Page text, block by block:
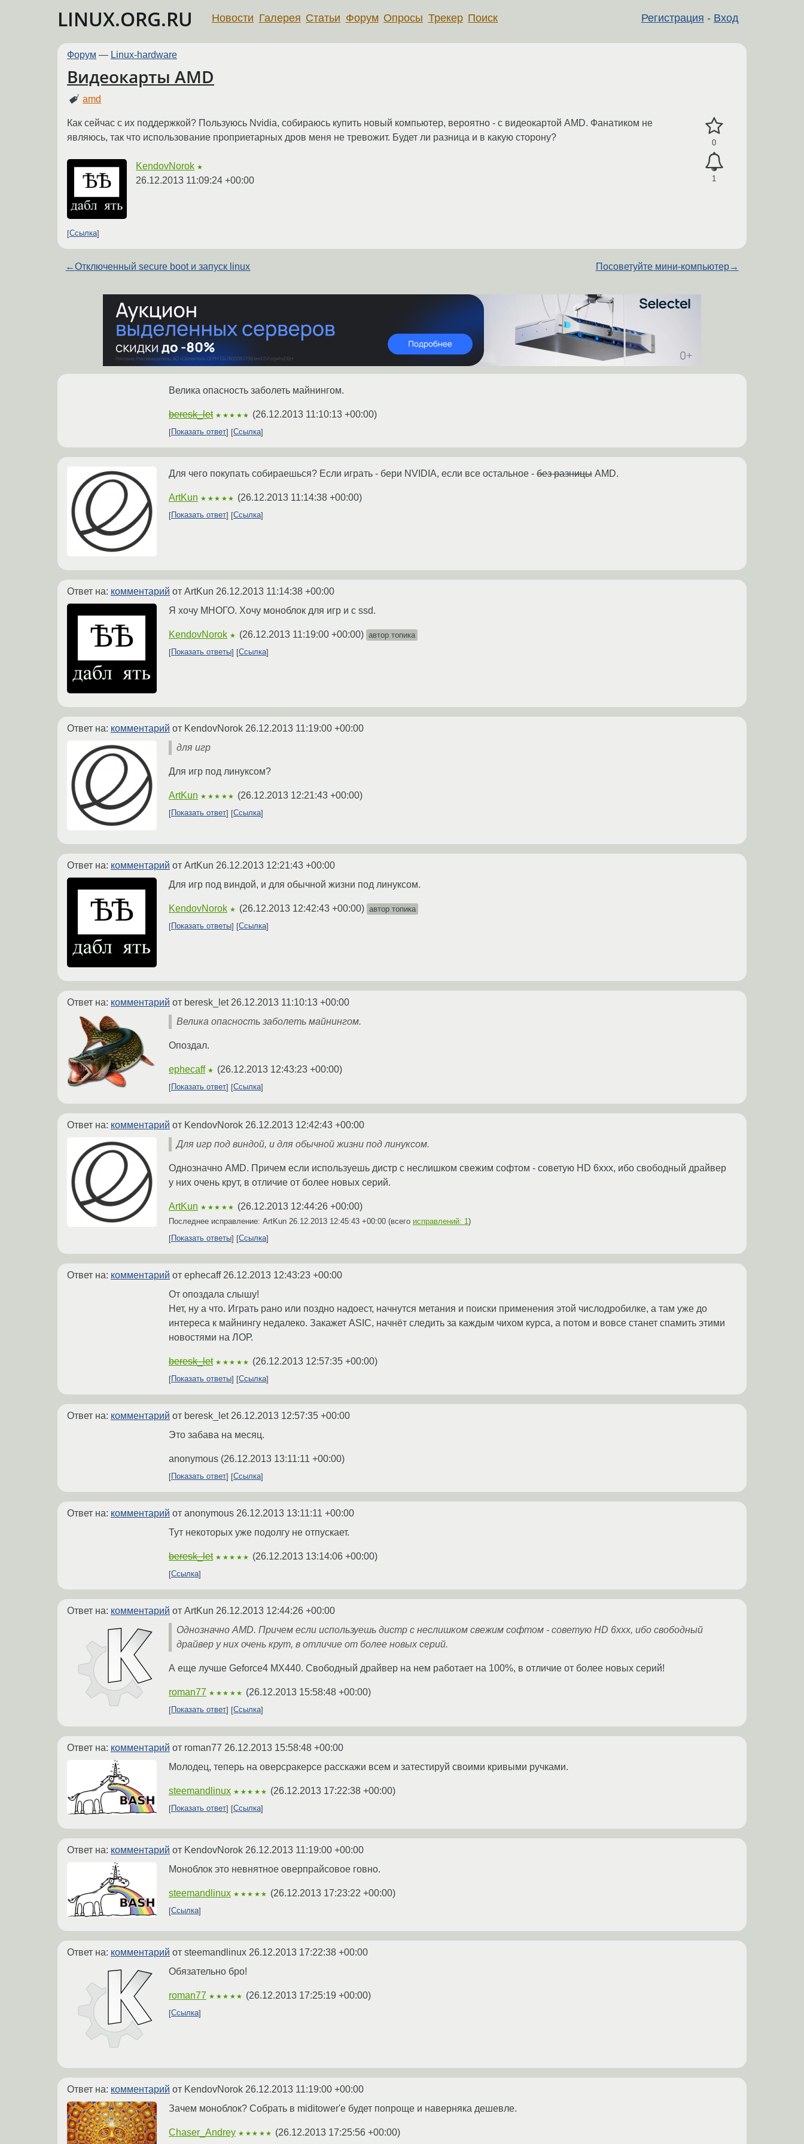
LINUX.ORG.RU Регистрация - Вход
Новости Галерея Статьи Форум Опросы Трекер Поиск
Форум — Linux-hardware
Видеокарты AMD
amd
0
1
Как сейчас с их поддержкой? Пользуюсь Nvidia, собираюсь купить новый компьютер, вероятно - с видеокартой AMD. Фанатиком не
являюсь, так что использование проприетарных дров меня не тревожит. Будет ли разница и в какую сторону?
KendovNorok ★
26.12.2013 11:09:24 +00:00
Ссылка
←Отключенный secure boot и запуск linux Посоветуйте мини-компьютер→
Велика опасность заболеть майнингом.
beresk_let ★★★★★ (26.12.2013 11:10:13 +00:00)
Показать ответ Ссылка
Для чего покупать собираешься? Если играть - бери NVIDIA, если все остальное - без разницы AMD.
ArtKun ★★★★★ (26.12.2013 11:14:38 +00:00)
Показать ответ Ссылка
Ответ на: комментарий от ArtKun 26.12.2013 11:14:38 +00:00
Я хочу МНОГО. Хочу моноблок для игр и с ssd.
KendovNorok ★ (26.12.2013 11:19:00 +00:00) автор топика
Показать ответы
Ссылка
Ответ на: комментарий от KendovNorok 26.12.2013 11:19:00 +00:00
для игр
Для игр под линуксом?
ArtKun ★★★★★ (26.12.2013 12:21:43 +00:00)
Показать ответ Ссылка
Ответ на: комментарий от ArtKun 26.12.2013 12:21:43 +00:00
Для игр под виндой, и для обычной жизни под линуксом.
KendovNorok ★ (26.12.2013 12:42:43 +00:00) автор топика
Показать ответы
Ссылка
Ответ на: комментарий от beresk_let 26.12.2013 11:10:13 +00:00
Велика опасность заболеть майнингом.
Опоздал.
ephecaff ★ (26.12.2013 12:43:23 +00:00)
Показать ответ Ссылка
Ответ на: комментарий от KendovNorok 26.12.2013 12:42:43 +00:00
Для игр под виндой, и для обычной жизни под линуксом.
Однозначно AMD. Причем если используешь дистр с неслишком свежим софтом - советую HD 6xxx, ибо свободный драйвер
у них очень крут, в отличие от более новых серий.
ArtKun ★★★★★ (26.12.2013 12:44:26 +00:00)
Последнее исправление: ArtKun 26.12.2013 12:45:43 +00:00 (всего исправлений: 1 )
Показать ответы
Ссылка
Ответ на: комментарий от ephecaff 26.12.2013 12:43:23 +00:00
От опоздала слышу!
Нет, ну а что. Играть рано или поздно надоест, начнутся метания и поиски применения этой числодробилке, а там уже до
интереса к майнингу недалеко. Закажет ASIC, начнёт следить за каждым чихом курса, а потом и вовсе станет спамить этими
новостями на ЛОР.
beresk_let ★★★★★ (26.12.2013 12:57:35 +00:00)
Показать ответы Ссылка
Ответ на: комментарий от beresk_let 26.12.2013 12:57:35 +00:00
Это забава на месяц.
anonymous (26.12.2013 13:11:11 +00:00)
Показать ответ Ссылка
Ответ на: комментарий от anonymous 26.12.2013 13:11:11 +00:00
Тут некоторых уже подолгу не отпускает.
beresk_let ★★★★★ (26.12.2013 13:14:06 +00:00)
Ссылка
Ответ на: комментарий от ArtKun 26.12.2013 12:44:26 +00:00
Однозначно AMD. Причем если используешь дистр с неслишком свежим софтом - советую HD 6xxx, ибо свободный
драйвер у них очень крут, в отличие от более новых серий.
А еще лучше Geforce4 MX440. Свободный драйвер на нем работает на 100%, в отличие от более новых серий!
roman77 ★★★★★ (26.12.2013 15:58:48 +00:00)
Показать ответ Ссылка
Ответ на: комментарий от roman77 26.12.2013 15:58:48 +00:00
Молодец, теперь на оверсракерсе расскажи всем и затестируй своими кривыми ручками.
steemandlinux ★★★★★ (26.12.2013 17:22:38 +00:00)
Показать ответ Ссылка
Ответ на: комментарий от KendovNorok 26.12.2013 11:19:00 +00:00
Моноблок это невнятное оверпрайсовое говно.
steemandlinux ★★★★★ (26.12.2013 17:23:22 +00:00)
Ссылка
Ответ на: комментарий от steemandlinux 26.12.2013 17:22:38 +00:00
Обязательно бро!
roman77 ★★★★★ (26.12.2013 17:25:19 +00:00)
Ссылка
Ответ на: комментарий от KendovNorok 26.12.2013 11:19:00 +00:00
Зачем моноблок? Собрать в miditower'е будет попроще и наверняка дешевле.
Chaser_Andrey ★★★★★ (26.12.2013 17:25:56 +00:00)